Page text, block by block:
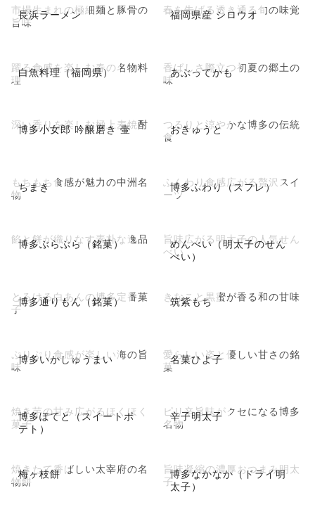
長浜ラーメン
市場生まれの極細麺と豚骨の
旨味
福岡県産 シロウオ
春を告げる透き通る旬の味覚
白魚料理（福岡県）
躍る食感を楽しむ春の名物料
理
あぶってかも
香ばしさ際立つ初夏の郷土の
味
博多小女郎 吟醸磨き 壷
深い香りを楽しむ極上麦焼酎 おきゅうと
つるりと涼やかな博多の伝統
食
ちまき
もちもち食感が魅力の中洲名
物
博多ふわり（スフレ）
ふんわり食感広がる贅沢スイ
ーツ
博多ぶらぶら（銘菓）
餡と餅が織りなす素朴な逸品
めんべい（明太子のせん
べい）
旨味広がる明太子の人気せん
べい
博多通りもん（銘菓）
とろける白あんの博多定番菓
子
筑紫もち
きなこと黒蜜が香る和の甘味
博多いかしゅうまい
ぷりぷり食感が楽しい海の旨
味
名菓ひよ子
愛らしい姿と優しい甘さの銘
菓
博多ぽてと（スイートポ
テト）
焼き芋の甘み広がるほくほく
菓子
辛子明太子
ピリ辛旨味がクセになる博多
名物
梅ヶ枝餅
焼きたて香ばしい太宰府の名
物餅
博多なかなか（ドライ明
太子）
旨味凝縮の濃厚おつまみ明太
子